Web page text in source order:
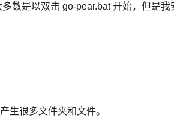
数是以双击 go-pear.bat 开始，但是
生很多文件夹和文件。